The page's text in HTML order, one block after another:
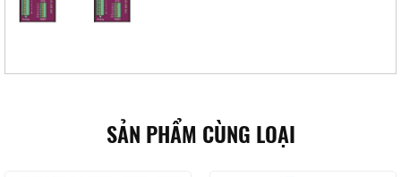
SẢN PHẨM CÙNG LOẠI